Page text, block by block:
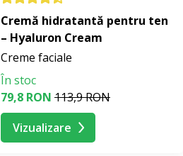
Cremă hidratantă pentru ten
– Hyaluron Cream
Creme faciale
În stoc
79,8 RON 113,9 RON
Vizualizare